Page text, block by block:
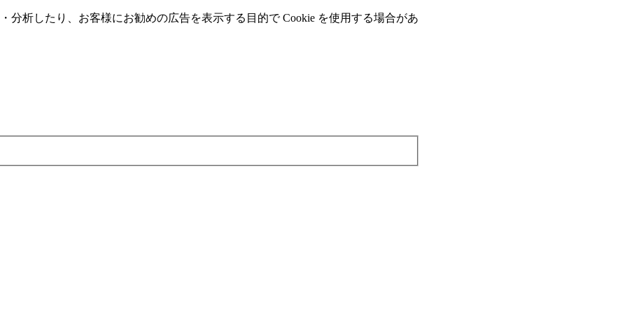
析したり、お客様にお勧めの広告を表⽰する⽬的で Cookie を使⽤する場合があ